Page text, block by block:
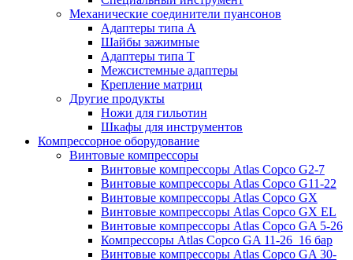
Механические соединители пуансонов
Адаптеры типа A
Шайбы зажимные
Адаптеры типа T
Межсистемные адаптеры
Крепление матриц
Другие продукты
Ножи для гильотин
Шкафы для инструментов
Компрессорное оборудование
Винтовые компрессоры
Винтовые компрессоры Atlas Copco G2-7
Винтовые компрессоры Atlas Copco G11-22
Винтовые компрессоры Atlas Copco GX
Винтовые компрессоры Atlas Copco GX EL
Винтовые компрессоры Atlas Copco GA 5-26
Компрессоры Atlas Copco GA 11-26_16 бар
Винтовые компрессоры Atlas Copco GA 30-